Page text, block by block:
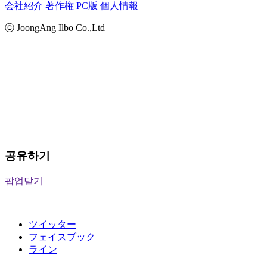
会社紹介 著作権 PC版 個人情報
ⓒ JoongAng Ilbo Co.,Ltd
공유하기
팝업닫기
ツイッター
フェイスブック
ライン